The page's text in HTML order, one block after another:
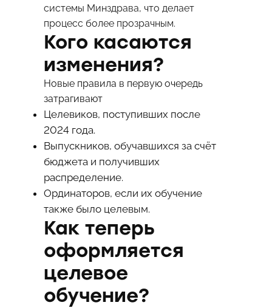
системы Минздрава, что делает
процесс более прозрачным.
Кого касаются
изменения?
Новые правила в первую очередь
затрагивают
Целевиков, поступивших после
2024 года.
Выпускников, обучавшихся за счёт
бюджета и получивших
распределение.
Ординаторов, если их обучение
также было целевым.
Как теперь
оформляется
целевое
обучение?